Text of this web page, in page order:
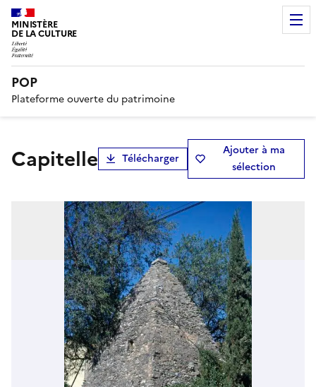
MINISTÈRE
DE LA CULTURE
POP
Plateforme ouverte du patrimoine
capitelle Télécharger
Ajouter à ma
sélection